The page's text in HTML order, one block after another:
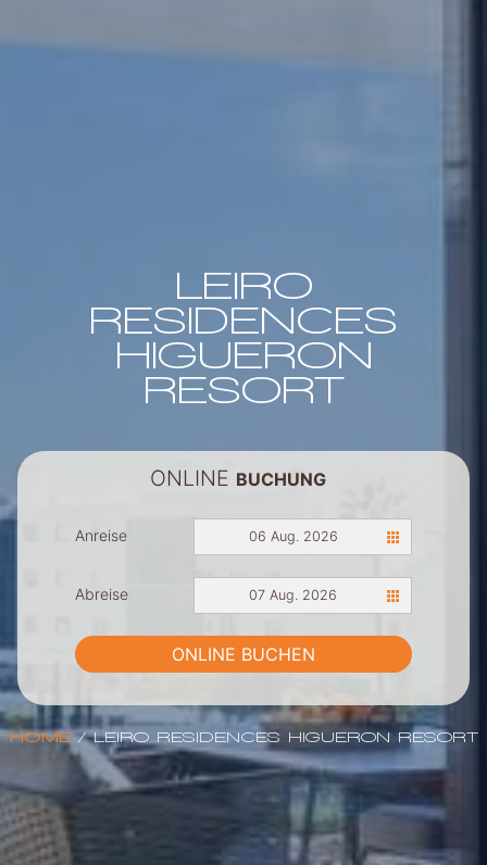
LEIRO
RESIDENCES
HIGUERON
RESORT
ONLINE BUCHUNG
Anreise 06 Aug. 2026
Abreise 07 Aug. 2026
ONLINE BUCHEN
HOME/LEIRO RESIDENCES HIGUERON RESORT